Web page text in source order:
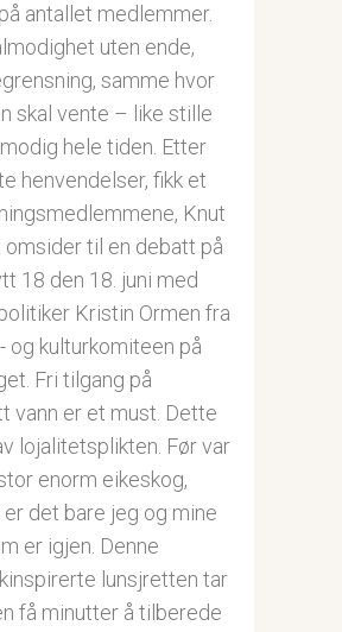
antallet medlemmer.
uten ende,
samme hvor
skal vente – like stille
hele tiden. Etter
henvendelser, fikk et
Knut
omsider til en debatt på
18 den 18. juni med
Kristin Ormen fra
og kulturkomiteen på
Fri tilgang på
vann er et must. Dette
lojalitetsplikten. Før var
enorm eikeskog,
er det bare jeg og mine
er igjen. Denne
lunsjretten tar
få minutter å tilberede